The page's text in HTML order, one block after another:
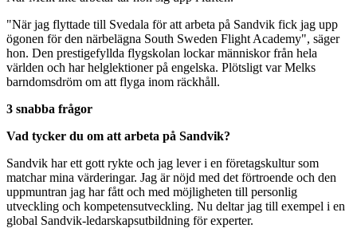
"När jag flyttade till Svedala för att arbeta på Sandvik fick jag upp
ögonen för den närbelägna South Sweden Flight Academy", säger
hon. Den prestigefyllda flygskolan lockar människor från hela
världen och har helglektioner på engelska. Plötsligt var Melks
barndomsdröm om att flyga inom räckhåll.
3 snabba frågor
Vad tycker du om att arbeta på Sandvik?
Sandvik har ett gott rykte och jag lever i en företagskultur som
matchar mina värderingar. Jag är nöjd med det förtroende och den
uppmuntran jag har fått och med möjligheten till personlig
utveckling och kompetensutveckling. Nu deltar jag till exempel i en
global Sandvik-ledarskapsutbildning för experter.